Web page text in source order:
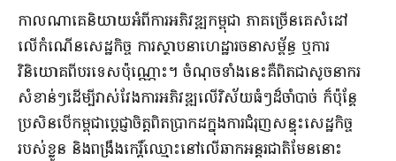
កាលណាគេនិយាយអំពីការអភិវឌ្ឍកម្ពុជា ភាគច្រើនគេសំដៅ
លើកំណើនសេដ្ឋកិច្ច ការស្ថាបនាហេដ្ឋារចនាសម្ព័ន្ធ ឬការ
វិនិយោគពីបរទេសប៉ុណ្ណោះ។ ចំណុចទាំងនេះគឺពិតជាសូចនាករ
សំខាន់ៗដើម្បីវាស់វែងការអភិវឌ្ឍលើវិស័យធំៗដ៏ចាំបាច់ ក៏ប៉ុន្តែ
ប្រសិនបើកម្ពុជាប្តេជ្ញាចិត្តពិតប្រាកដក្នុងការជំរុញសន្ទុះសេដ្ឋកិច្ច
របស់ខ្លួន និងពង្រឹងកេរ្តិ៍ឈ្មោះនៅលើឆាកអន្តរជាតិមែននោះ